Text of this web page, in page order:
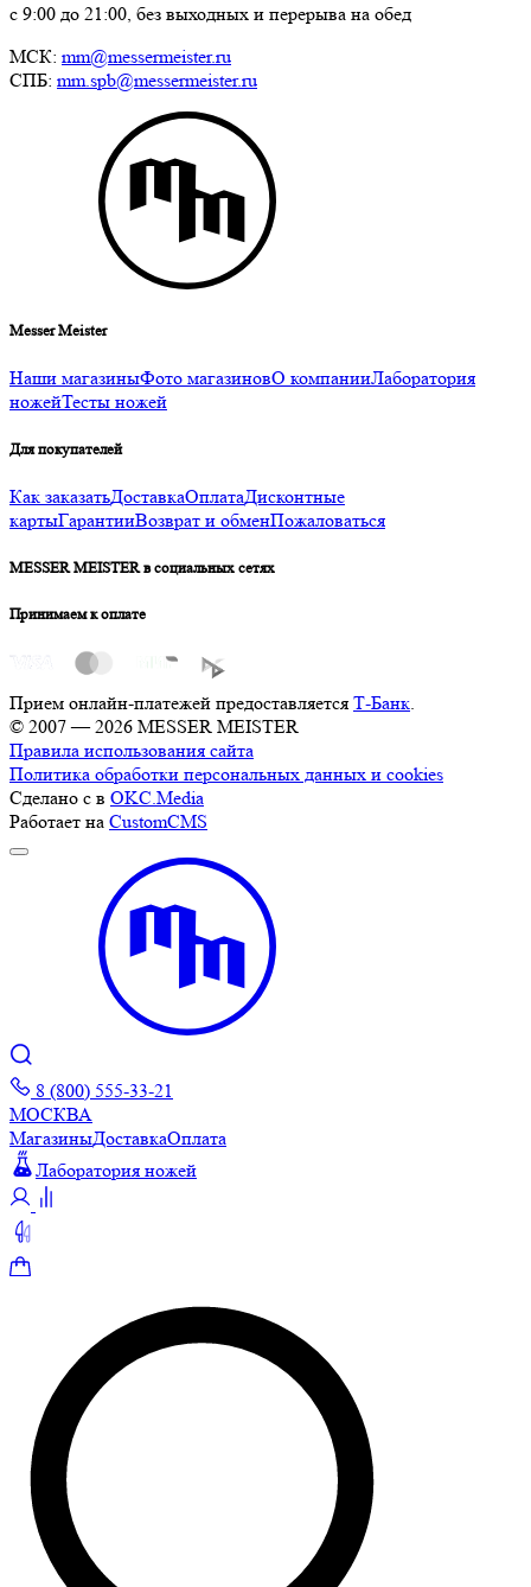
с 9:00 до 21:00, без выходных и перерыва на обед
МСК: mm@messermeister.ru
СПБ: mm.spb@messermeister.ru
Messer Meister
Наши магазиныФото магазиновО компанииЛаборатория
ножейТесты ножей
Для покупателей
Как заказатьДоставкаОплатаДисконтные
картыГарантииВозврат и обменПожаловаться
MESSER MEISTER в социальных сетях
Принимаем к оплате
Прием онлайн-платежей предоставляется Т-Банк
© 2007 — 2026 MESSER MEISTER
Правила использования сайта
Политика обработки персональных данных и cookies
Сделано с в OKC.Media
Работает на CustomCMS
8 (800) 555-33-21
МОСКВА
МагазиныДоставкаОплата
Лаборатория ножей